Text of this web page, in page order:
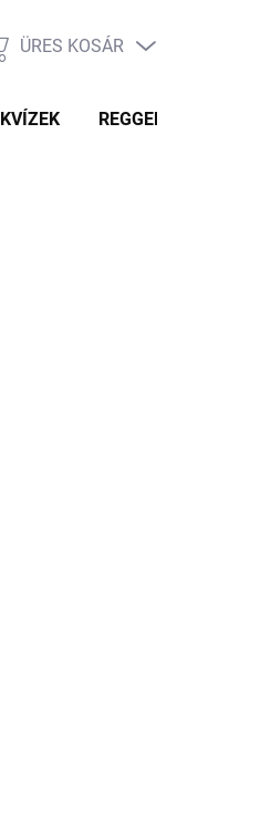
KOSÁR
ÜRES KOSÁR
KVÍZEK REGGELI PRÓFÉTA